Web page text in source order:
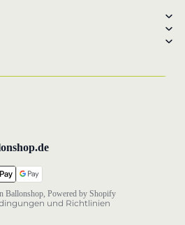
Ballonshop, Powered by Shopify
und Richtlinien